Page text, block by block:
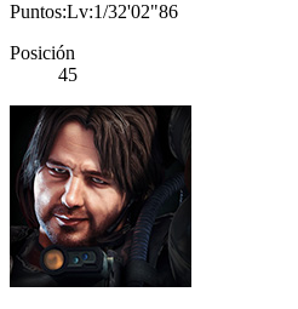
Puntos:Lv:1/32'02"86
Posición
45